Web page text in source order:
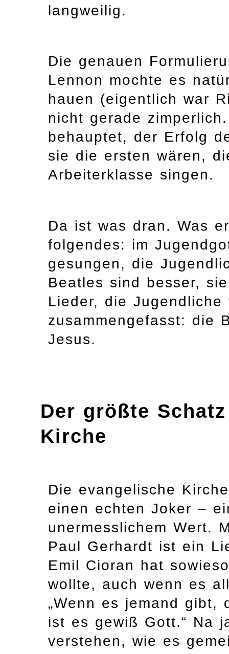
langweilig.
Die genauen
Lennon mochte es
hauen (eigentlich war
nicht gerade
behauptet, der Erfolg
sie die ersten wären,
Arbeiterklasse singen.
Da ist was dran. Was
folgendes: im
gesungen, die
Beatles sind besser,
Lieder, die
zusammengefasst: die
Jesus.
Der größte
Kirche
Die evangelische
einen echten Joker –
unermesslichem Wert.
Paul Gerhardt ist ein
Emil Cioran hat
wollte, auch wenn es
„Wenn es jemand gibt,
ist es gewiß Gott.“ Na
verstehen, wie es